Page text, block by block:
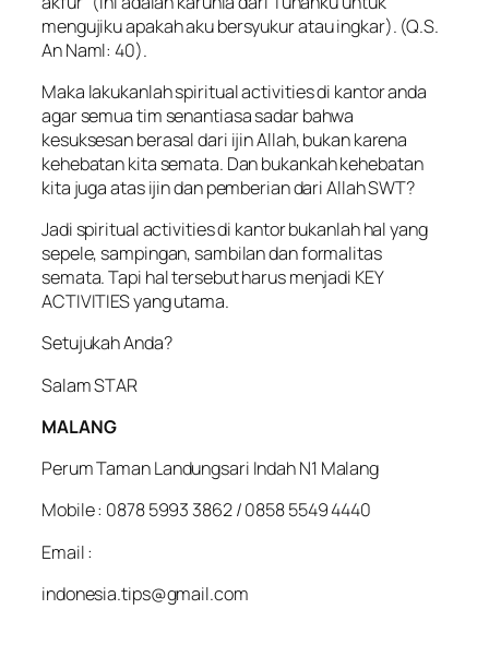
mengujiku apakah aku bersyukur atau ingkar). (Q.S.
An Naml: 40).
Maka lakukanlahspiritual activitiesdi kantor anda
agar semua tim senantiasa sadar bahwa
kesuksesan berasal dari ijin Allah, bukan karena
kehebatan kita semata. Dan bukankah kehebatan
kita juga atas ijin dan pemberian dari Allah SWT?
Jadi spiritual activitiesdi kantor bukanlah hal yang
sepele, sampingan, sambilan dan formalitas
semata. Tapi hal tersebut harus menjadi KEY
ACTIVITIESyang utama.
Setujukah Anda?
Salam STAR
MALANG
Perum Taman Landungsari Indah N1 Malang
Mobile : 0878 5993 3862 / 0858 5549 4440
Email :
indonesia.tips@gmail.com